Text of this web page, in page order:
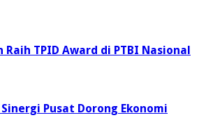
Raih TPID Award di PTBI Nasional
Pusat Dorong Ekonomi